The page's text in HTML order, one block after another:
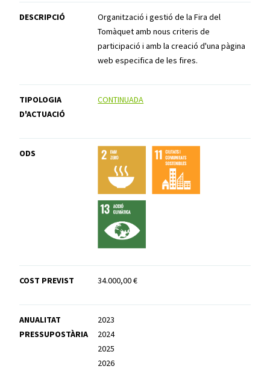
DESCRIPCIÓ
Organització i gestió de la Fira del
Tomàquet amb nous criteris de
participació i amb la creació d'una pàgina
web especifica de les fires.
TIPOLOGIA
D'ACTUACIÓ
CONTINUADA
ODS
COST PREVIST 34.000,00 €
ANUALITAT
PRESSUPOSTÀRIA
2023
2024
2025
2026